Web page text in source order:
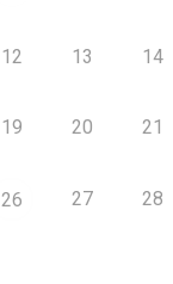
12 13 14
19 20 21
26 27 28